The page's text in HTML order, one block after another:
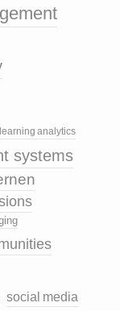
learning analytics
systems
social media